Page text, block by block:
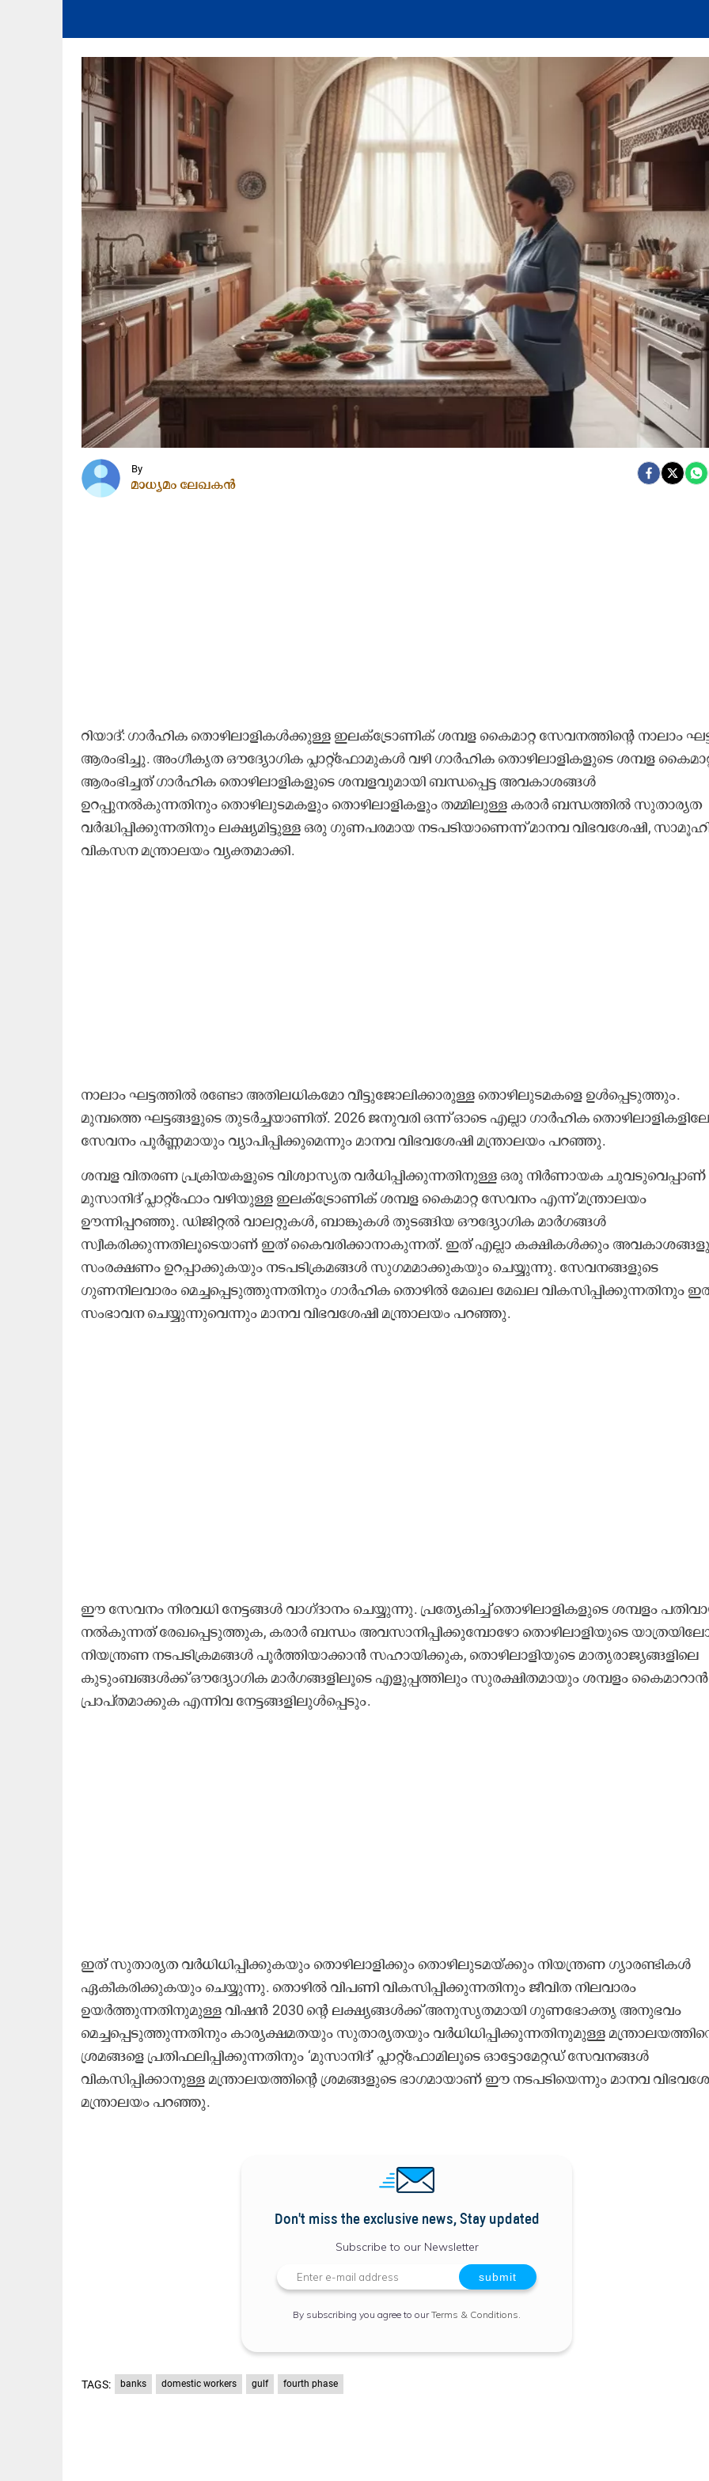
By
മാധ്യമം ലേഖകൻ
റിയാദ്: ഗാർഹിക തൊഴിലാളികൾക്കുള്ള ഇലക്ട്രോണിക് ശമ്പള കൈമാറ്റ സേവനത്തിന്റെ നാലാം
ആരംഭിച്ചു. അംഗീകൃത ഔദ്യോഗിക പ്ലാറ്റ്‌ഫോമുകൾ വഴി ഗാർഹിക തൊഴിലാളികളുടെ ശമ്പള
ആരംഭിച്ചത് ഗാർഹിക തൊഴിലാളികളുടെ ശമ്പളവുമായി ബന്ധപ്പെട്ട അവകാശങ്ങൾ
ഉറപ്പുനൽകുന്നതിനും തൊഴിലുടമകളും തൊഴിലാളികളും തമ്മിലുള്ള കരാർ ബന്ധത്തിൽ സുതാര്യത
വർദ്ധിപ്പിക്കുന്നതിനും ലക്ഷ്യമിട്ടുള്ള ഒരു ഗുണപരമായ നടപടിയാണെന്ന് മാനവ വിഭവശേഷി,
വികസന മന്ത്രാലയം വ്യക്തമാക്കി.
നാലാം ഘട്ടത്തിൽ രണ്ടോ അതിലധികമോ വീട്ടുജോലിക്കാരുള്ള തൊഴിലുടമകളെ ഉൾപ്പെടുത്തും.
മുമ്പത്തെ ഘട്ടങ്ങളുടെ തുടർച്ചയാണി​ത്. 2026 ജനുവരി ഒന്ന് ഓടെ എല്ലാ ഗാർഹിക
സേവനം പൂർണ്ണമായും വ്യാപിപ്പിക്കുമെന്നും മാനവ വിഭവശേഷി മന്ത്രാലയം പറഞ്ഞു.
ശമ്പള വിതരണ പ്രക്രിയകളുടെ വിശ്വാസ്യത വർധിപ്പിക്കുന്നതിനുള്ള ഒരു നിർണായക ചുവടുവെപ്പാണ്
മുസാനിദ് പ്ലാറ്റ്‌ഫോം വഴിയുള്ള ഇലക്ട്രോണിക് ശമ്പള കൈമാറ്റ സേവനം എന്ന് മന്ത്രാലയം
ഊന്നിപ്പറഞ്ഞു. ഡിജിറ്റൽ വാലറ്റുകൾ, ബാങ്കുകൾ തുടങ്ങിയ ഔദ്യോഗിക മാർഗങ്ങൾ
സ്വീകരിക്കുന്നതിലൂടെയാണ് ഇത് കൈവരിക്കാനാകുന്നത്. ഇത് എല്ലാ കക്ഷികൾക്കും
സംരക്ഷണം ഉറപ്പാക്കുകയും നടപടിക്രമങ്ങൾ സുഗമമാക്കുകയും ചെയ്യുന്നു. സേവനങ്ങളുടെ
ഗുണനിലവാരം മെച്ചപ്പെടുത്തുന്നതിനും ഗാർഹിക തൊഴിൽ മേഖല മേഖല വികസിപ്പിക്കുന്നതിനും
സംഭാവന ചെയ്യുന്നുവെന്നും മാനവ വിഭവശേഷി മന്ത്രാലയം പറഞ്ഞു.
ഈ സേവനം നിരവധി നേട്ടങ്ങൾ വാഗ്ദാനം ചെയ്യുന്നു. പ്രത്യേകിച്ച് തൊഴിലാളികളുടെ ശമ്പളം
നൽകുന്നത് രേഖപ്പെടുത്തുക, കരാർ ബന്ധം അവസാനിപ്പിക്കുമ്പോഴോ തൊഴിലാളിയുടെ
നിയന്ത്രണ നടപടിക്രമങ്ങൾ പൂർത്തിയാക്കാൻ സഹായിക്കുക, തൊഴിലാളിയുടെ മാതൃരാജ്യങ്ങളിലെ
കുടുംബങ്ങൾക്ക് ഔദ്യോഗിക മാർഗങ്ങളിലൂടെ എളുപ്പത്തിലും സുരക്ഷിതമായും ശമ്പളം കൈമാറാൻ
പ്രാപ്തമാക്കുക എന്നിവ നേട്ടങ്ങളിലുൾപ്പെടും.
ഇത് സുതാര്യത വർധിധിപ്പിക്കുകയും തൊഴിലാളിക്കും തൊഴിലുടമയ്ക്കും നിയന്ത്രണ ഗ്യാരണ്ടികൾ
ഏകീകരിക്കുകയും ചെയ്യുന്നു. തൊഴിൽ വിപണി വികസിപ്പിക്കുന്നതിനും ജീവിത നിലവാരം
ഉയർത്തുന്നതിനുമുള്ള വിഷൻ 2030 ന്റെ ലക്ഷ്യങ്ങൾക്ക് അനുസൃതമായി ഗുണഭോക്തൃ അനുഭവം
മെച്ചപ്പെടുത്തുന്നതിനും കാര്യക്ഷമതയും സുതാര്യതയും വർധിധിപ്പിക്കുന്നതിനുമുള്ള
ശ്രമങ്ങളെ പ്രതിഫലിപ്പിക്കുന്നതിനും ‘മുസാനിദ്’ പ്ലാറ്റ്‌ഫോമിലൂടെ ഓട്ടോമേറ്റഡ് സേവനങ്ങൾ
വികസിപ്പിക്കാനുള്ള മന്ത്രാലയത്തിന്റെ ശ്രമങ്ങളുടെ ഭാഗമായാണ് ഈ നടപടിയെന്നും മാനവ
മന്ത്രാലയം പറഞ്ഞു.
Don't miss the exclusive news, Stay updated
Subscribe to our Newsletter
By subscribing you agree to ourTerms & Conditions
TAGS: banks domestic workers gulf fourth phase